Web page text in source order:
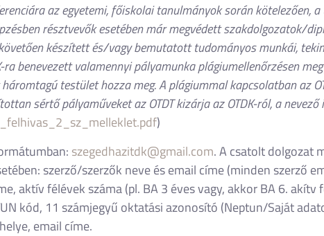
az egyetemi, főiskolai tanulmányok során kötelezően,
résztvevők esetében már megvédett szakdolgozatok/
készített és/vagy bemutatott tudományos munkái,
ra benevezett valamennyi pályamunka plágiumellenőrzésen
testület hozza meg. A plágiummal kapcsolatban az
sértő pályaműveket az OTDT kizárja az OTDK-ról, a nevező
)
szegedhazitdk@gmail.com. A csatolt dolgozat
szerző/szerzők neve és email címe (minden szerző
aktív félévek száma (pl. BA 3 éves vagy, akkor BA 6.akítv
kód, 11 számjegyű oktatási azonosító (Neptun/Saját
email címe.